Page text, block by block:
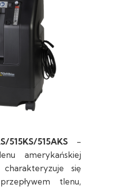
515KS/515AKS -
amerykańskiej
się
tlenu,